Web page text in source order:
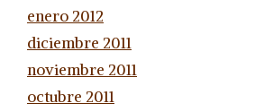
enero 2012
diciembre 2011
noviembre 2011
octubre 2011